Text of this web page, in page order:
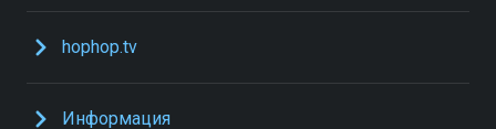
hophop.tv
Информация